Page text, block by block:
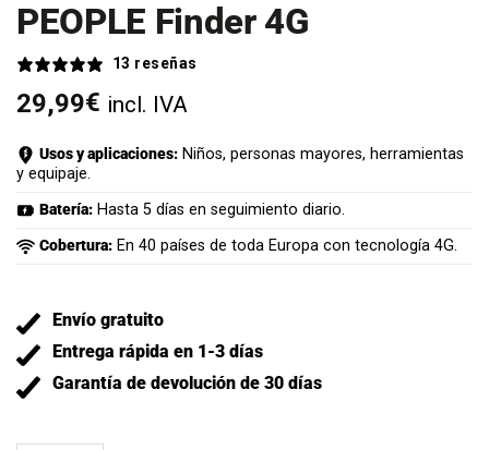
PEOPLE Finder 4G
13 reseñas
29,99€ incl. IVA
Usos y aplicaciones: Niños, personas mayores, herramientas
y equipaje.
Batería: Hasta 5 días en seguimiento diario.
Cobertura: En 40 países de toda Europa con tecnología 4G.
Envío gratuito
Entrega rápida en 1-3 días
Garantía de devolución de 30 días